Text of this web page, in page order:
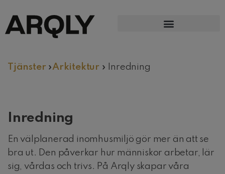
Tjänster»Arkitektur » Inredning
Inredning
En välplanerad inomhusmiljö gör mer än att se
bra ut. Den påverkar hur människor arbetar, lär
sig, vårdas och trivs. På Arqly skapar våra